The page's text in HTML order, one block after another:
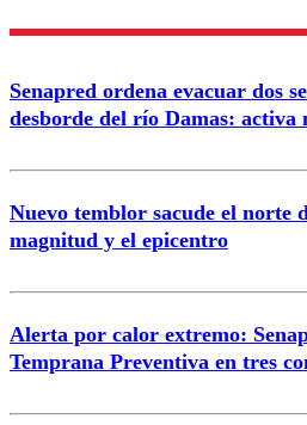
Correo
Senapred ordena evacuar dos
desborde del río Damas: activa
Nuevo temblor sacude el norte
magnitud y el epicentro
Alerta por calor extremo:
Temprana Preventiva en tres